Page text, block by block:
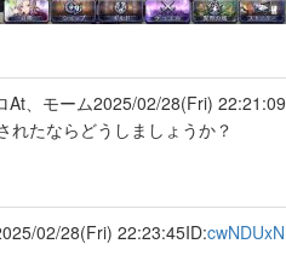
At、モーム2025/02/28(Fri) 22:21:09
れたならどうしましょうか？
02/28(Fri) 22:23:45ID: